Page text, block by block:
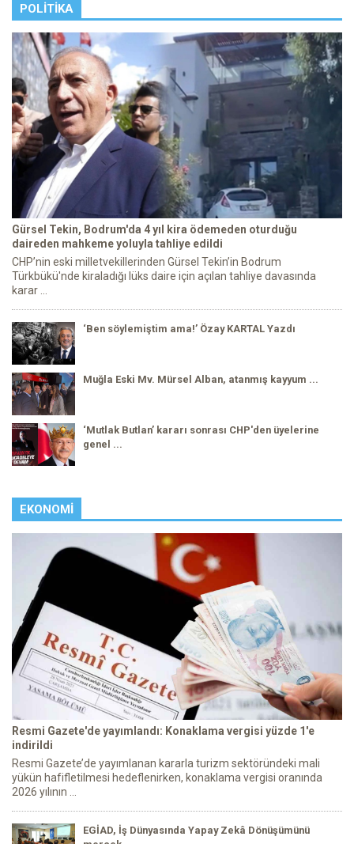
POLITIKA
Gürsel Tekin, Bodrum'da 4 yıl kira ödemeden oturduğu
daireden mahkeme yoluyla tahliye edildi
CHP’nin eski milletvekillerinden Gürsel Tekin’in Bodrum
Türkbükü'nde kiraladığı lüks daire için açılan tahliye davasında
karar ...
‘Ben söylemiştim ama!’ Özay KARTAL Yazdı
Muğla Eski Mv. Mürsel Alban, atanmış kayyum ...
‘Mutlak Butlan’ kararı sonrası CHP'den üyelerine
genel ...
EKONOMI
Resmi Gazete'de yayımlandı: Konaklama vergisi yüzde 1'e
indirildi
Resmi Gazete’de yayımlanan kararla turizm sektöründeki mali
yükün hafifletilmesi hedeflenirken, konaklama vergisi oranında
2026 yılının ...
EGİAD, İş Dünyasında Yapay Zekâ Dönüşümünü